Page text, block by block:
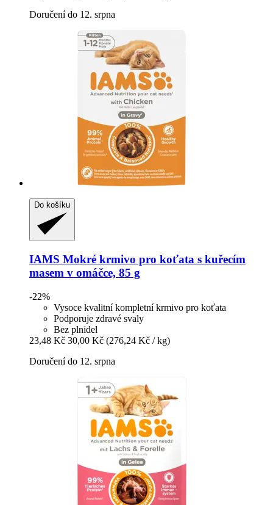
Doručení do 12. srpna
Do košíku
IAMS Mokré krmivo pro koťata s kuřecím
masem v omáčce, 85 g
-22%
Vysoce kvalitní kompletní krmivo pro koťata
Podporuje zdravé svaly
Bez plnidel
23,48 Kč 30,00 Kč (276,24 Kč / kg)
Doručení do 12. srpna